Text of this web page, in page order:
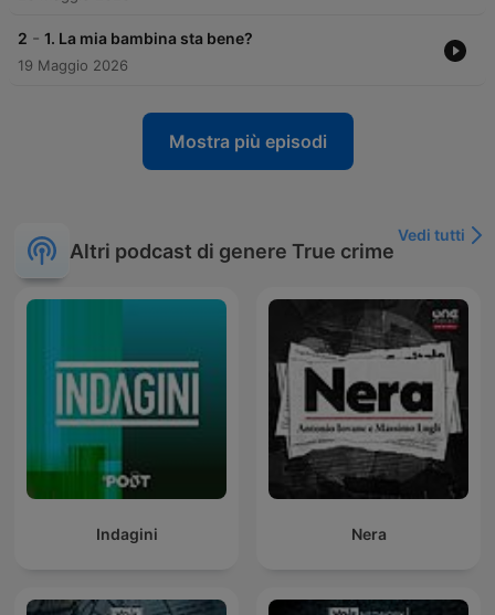
2 - 1. La mia bambina sta bene?
19 Maggio 2026
Mostra più episodi
Altri podcast di genere True crime
Vedi tutti
Indagini Nera